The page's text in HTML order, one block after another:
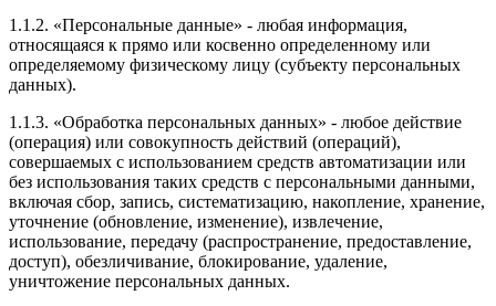
при этом ещё и без всяких доплат! Вот это я называю
сервис! По итогу, могу сказать одно, если вы
задумались таки о чипе, то советую Евгения, как
отличного мастера и отзывчивого человека!!! Всем
Рейтинг отзыва:5
Заезжала сюда за чипом мазды 6 2.5 2023г из Китая.
Обслуживанием очень довольна, мастер хороший и
1.1.2. «Персональные данные» - любая информация,
относящаяся к прямо или косвенно определенному или
определяемому физическому лицу (субъекту персональных
данных).
1.1.3. «Обработка персональных данных» - любое действие
(операция) или совокупность действий (операций),
совершаемых с использованием средств автоматизации или
без использования таких средств с персональными данными,
включая сбор, запись, систематизацию, накопление, хранение,
уточнение (обновление, изменение), извлечение,
использование, передачу (распространение, предоставление,
доступ), обезличивание, блокирование, удаление,
уничтожение персональных данных.